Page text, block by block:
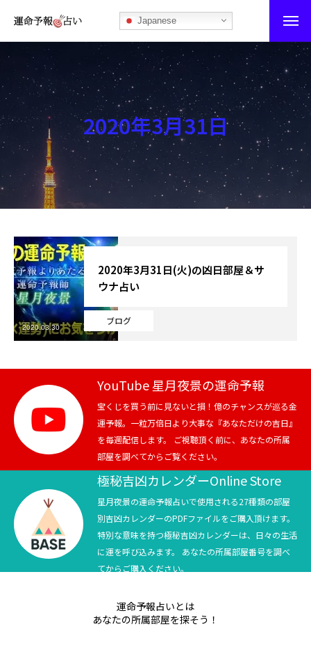
Japanese
運命予報占い
運命予報占いとは
あなたの所属部屋を探そう！
最恐の相性占い
秘伝公開！吉凶カレンダー
記事カテゴリー
ブログ
お知らせ
芸能界
テニス
スポーツ
競馬
テニス四大大会・五輪
テニス四大大会・五輪
2020年3月31日
ブログ
2020年3月31日(火)の凶日部屋＆サ
ウナ占い
2020.03.30
YouTube 星月夜景の運命予報
宝くじを買う前に見ないと損！億のチャンスが巡る金
運予報。一粒万倍日より大事な『あなただけの吉日』
を毎週配信します。 ご視聴頂く前に、あなたの所属
部屋を調べてからご覧ください。
極秘吉凶カレンダーOnline Store
星月夜景の運命予報占いで使用される27種類の部屋
別吉凶カレンダーのPDFファイルをご購入頂けます。
特別な意味を持つ極秘吉凶カレンダーは、日々の生活
に運を呼び込みます。 あなたの所属部屋番号を調べ
てからご購入ください。
運命予報占いとは
あなたの所属部屋を探そう！